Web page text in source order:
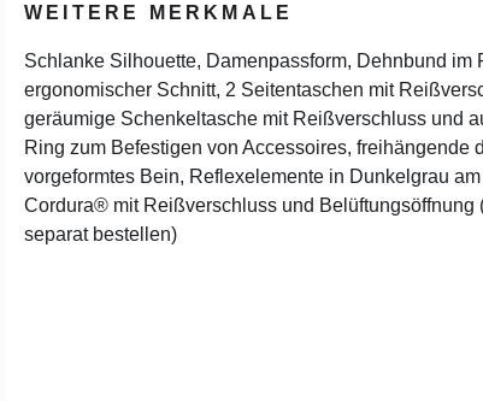
WEITERE MERKMALE
Schlanke Silhouette, Damenpassform, Dehnbund im
ergonomischer Schnitt, 2 Seitentaschen mit
geräumige Schenkeltasche mit Reißverschluss und
Ring zum Befestigen von Accessoires, freihängende
vorgeformtes Bein, Reflexelemente in Dunkelgrau
Cordura® mit Reißverschluss und
separat bestellen)